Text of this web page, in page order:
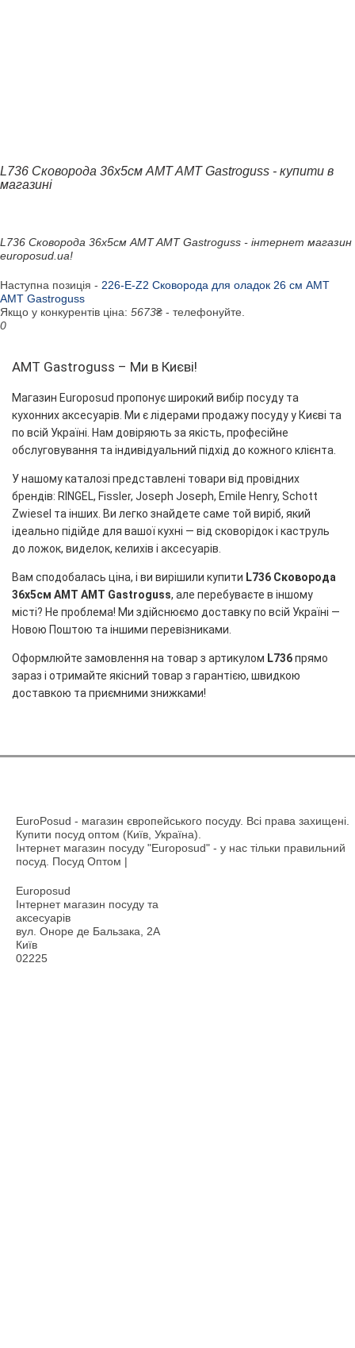
L736 Сковорода 36х5см AMT AMT Gastroguss - купити в
магазині
L736 Сковорода 36х5см AMT AMT Gastroguss - інтернет магазин
europosud.ua!
Наступна позиція - 226-E-Z2 Сковорода для оладок 26 см AMT
AMT Gastroguss
Якщо у конкурентів ціна: 5673₴ - телефонуйте.
0
AMT Gastroguss – Ми в Києві!
Магазин Europosud пропонує широкий вибір посуду та
кухонних аксесуарів. Ми є лідерами продажу посуду у Києві та
по всій Україні. Нам довіряють за якість, професійне
обслуговування та індивідуальний підхід до кожного клієнта.
У нашому каталозі представлені товари від провідних
брендів: RINGEL, Fissler, Joseph Joseph, Emile Henry, Schott
Zwiesel та інших. Ви легко знайдете саме той виріб, який
ідеально підійде для вашої кухні — від сковорідок і каструль
до ложок, виделок, келихів і аксесуарів.
Вам сподобалась ціна, і ви вирішили купити L736 Сковорода
36х5см AMT AMT Gastroguss, але перебуваєте в іншому
місті? Не проблема! Ми здійснюємо доставку по всій Україні —
Новою Поштою та іншими перевізниками.
Оформлюйте замовлення на товар з артикулом L736прямо
зараз і отримайте якісний товар з гарантією, швидкою
доставкою та приємними знижками!
EuroPosud - магазин європейського посуду. Всі права захищені.
Купити посуд оптом (Київ, Україна).
Інтернет магазин посуду "Europosud" - у нас тільки правильний
посуд. Посуд Оптом |
Europosud
Інтернет магазин посуду та
аксесуарів
вул. Оноре де Бальзака, 2А
Київ
02225